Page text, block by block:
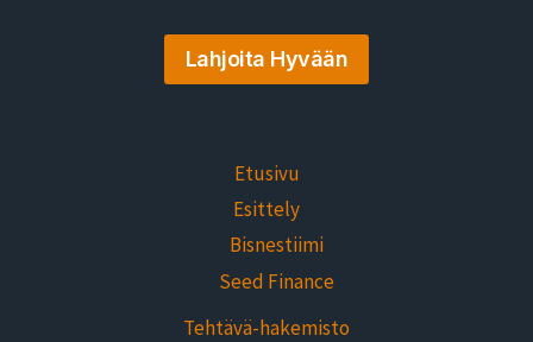
Lahjoita Hyvään
Etusivu
Esittely
Bisnestiimi
Seed Finance
Tehtävä-hakemisto